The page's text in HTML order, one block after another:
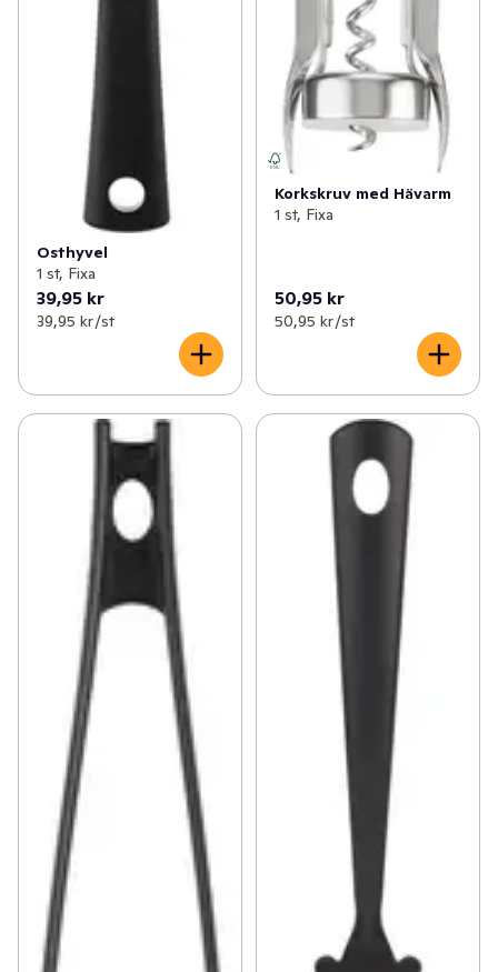
Osthyvel
1 st, Fixa
39,95 kr
39,95 kr /st
Korkskruv med Hävarm
1 st, Fixa
50,95 kr
50,95 kr /st